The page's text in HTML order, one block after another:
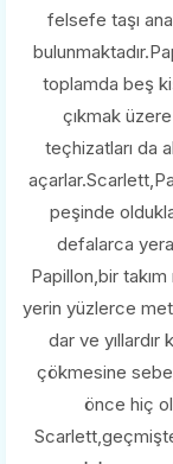
felsefe taşı
toplamda beş
çıkmak
teçhizatları da
peşinde
defalarca
Papillon,bir takım
yerin yüzlerce
dar ve yıllardır
çökmesine
önce hiç